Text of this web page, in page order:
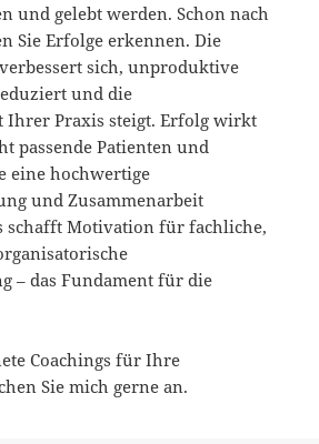
und gelebt werden. Schon nach
Sie Erfolge erkennen. Die
sich, unproduktive
und die
Praxis steigt. Erfolg wirkt
passende Patienten und
eine hochwertige
und Zusammenarbeit
schafft Motivation für fachliche,
– das Fundament für die
Coachings für Ihre
Sie mich gerne an.